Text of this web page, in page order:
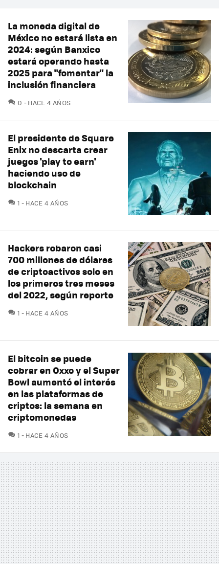
La moneda digital de
México no estará lista en
2024: según Banxico
estará operando hasta
2025 para "fomentar" la
inclusión financiera
0 COMENTARIOS
HACE 4 AÑOS
El presidente de Square
Enix no descarta crear
juegos 'play to earn'
haciendo uso de
blockchain
1 COMENTARIOS
HACE 4 AÑOS
Hackers robaron casi
700 millones de dólares
de criptoactivos solo en
los primeros tres meses
del 2022, según reporte
1 COMENTARIOS
HACE 4 AÑOS
El bitcoin se puede
cobrar en Oxxo y el Super
Bowl aumentó el interés
en las plataformas de
criptos: la semana en
criptomonedas
1 COMENTARIOS
HACE 4 AÑOS